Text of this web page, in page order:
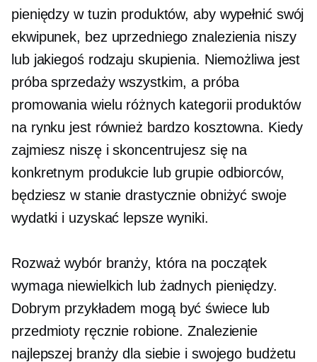
pieniędzy w tuzin produktów, aby wypełnić swój
ekwipunek, bez uprzedniego znalezienia niszy
lub jakiegoś rodzaju skupienia. Niemożliwa jest
próba sprzedaży wszystkim, a próba
promowania wielu różnych kategorii produktów
na rynku jest również bardzo kosztowna. Kiedy
zajmiesz niszę i skoncentrujesz się na
konkretnym produkcie lub grupie odbiorców,
będziesz w stanie drastycznie obniżyć swoje
wydatki i uzyskać lepsze wyniki.
Rozważ wybór branży, która na początek
wymaga niewielkich lub żadnych pieniędzy.
Dobrym przykładem mogą być świece lub
przedmioty ręcznie robione. Znalezienie
najlepszej branży dla siebie i swojego budżetu